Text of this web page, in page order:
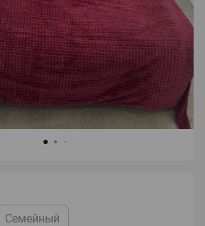
Семейный